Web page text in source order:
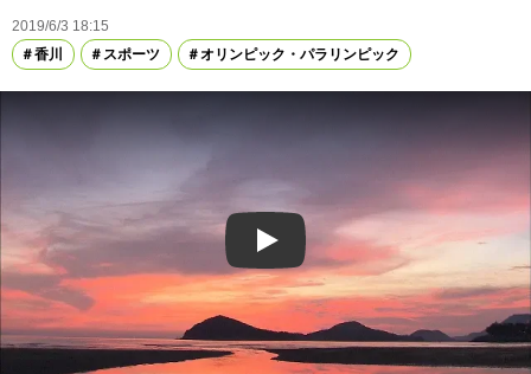
2019/6/3 18:15
香川
スポーツ オリンピック・パラリンピック
Play